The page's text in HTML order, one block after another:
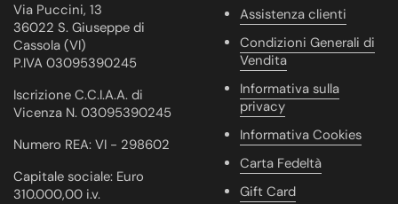
Via Puccini, 13
36022 S. Giuseppe di
Cassola (VI)
P.IVA 03095390245
Iscrizione C.C.I.A.A. di
Vicenza N. 03095390245
Numero REA: VI - 298602
Capitale sociale: Euro
310.000,00 i.v.
Assistenza clienti
Condizioni Generali di
Vendita
Informativa sulla
privacy
Informativa Cookies
Carta Fedeltà
Gift Card